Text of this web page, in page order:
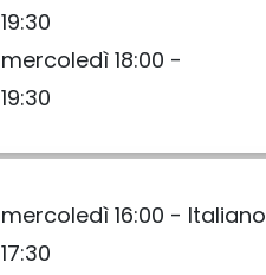
19:30
mercoledì 18:00 -
19:30
mercoledì 16:00 -
17:30
Italiano